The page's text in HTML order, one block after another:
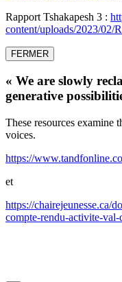
Rapport Tshakapesh 3 :
content/uploads/2023/02/
FERMER
« We are slowly
generative
These resources examine
voices.
https://
et
https://chairejeunesse.ca/
compte-rendu-activite-val-